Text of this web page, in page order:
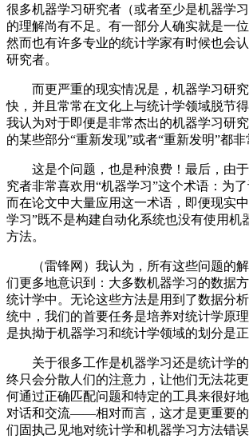
很多机器学习研究者（或者至少是机器学
的理解尚有不足。有一部分人确实就是一
然而也有许多专业的统计学家有时候也会
研究者。
而更严重的现实情况是，机器学习研究
快，并且常常在文化上与统计学领域脱节
我认为对于即便是非常杰出的机器学习研
的某些部分“重新发现”或者“重新发明”都非
这是个问题，也是种浪费！最后，由于
究者非常喜欢用“机器学习”这个术语：为
而在论文中大量应用这一术语，即便现实
学习”既不是构建自动化系统也没有使用机
方法。
（雷锋网）我认为，所有这些问题的解
们更多地意识到：大多数机器学习的数据
统计学中。无论这些方法是用到了数据分
统中，我们的首要任务是培养对统计学原
是执拗于机器学习和统计学领域的划分是正
关于很多工作是机器学习还是统计学的
终只会分散人们的注意力，让他们无法花
何通过正确匹配问题和特定的工具来很好
对话和交流——相对而言，这才是更重要的
们固执己见地对统计学和机器学习方法错